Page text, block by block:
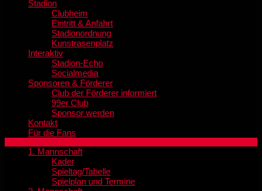
Stadion
Clubheim
Eintritt & Anfahrt
Stadionordnung
Kunstrasenplatz
Interaktiv
Stadion-Echo
Socialmedia
Sponsoren & Förderer
Club der Förderer informiert
99er Club
Sponsor werden
Kontakt
Für die Fans
1. Mannschaft
Kader
Spieltag/Tabelle
Spielplan und Termine